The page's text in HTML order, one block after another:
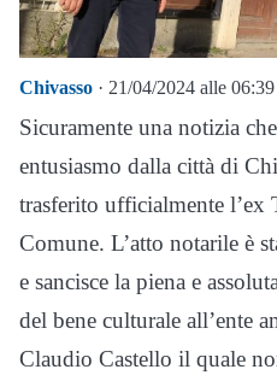
Chivasso · 21/04/2024 alle 06:39
Sicuramente una notizia
entusiasmo dalla città di
trasferito ufficialmente l’ex
Comune. L’atto notarile è
e sancisce la piena e
del bene culturale all’ente
Claudio Castello il quale